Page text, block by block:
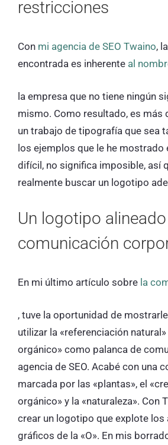
restricciones
Con mi agencia de SEO Twaino,
encontrada es inherente al
la empresa que no tiene ningún
mismo. Como resultado, es más
un trabajo de tipografía que sea
los ejemplos que le he mostrado
difícil, no significa imposible, así
realmente buscar un logotipo
Un logotipo
comunicación
En mi último artículo sobre la
, tuve la oportunidad de
utilizar la «referenciación
orgánico» como palanca de
agencia de SEO. Acabé con una
marcada por las «plantas», el
orgánico» y la «naturaleza». Con
crear un logotipo que explote los
gráficos de la «O». En mis